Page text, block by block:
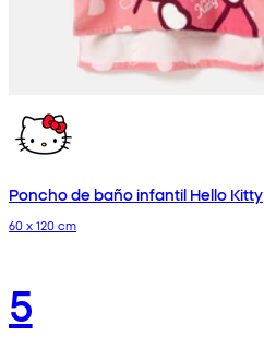
Poncho de baño infantil Hello Kitty
60 x 120 cm
5